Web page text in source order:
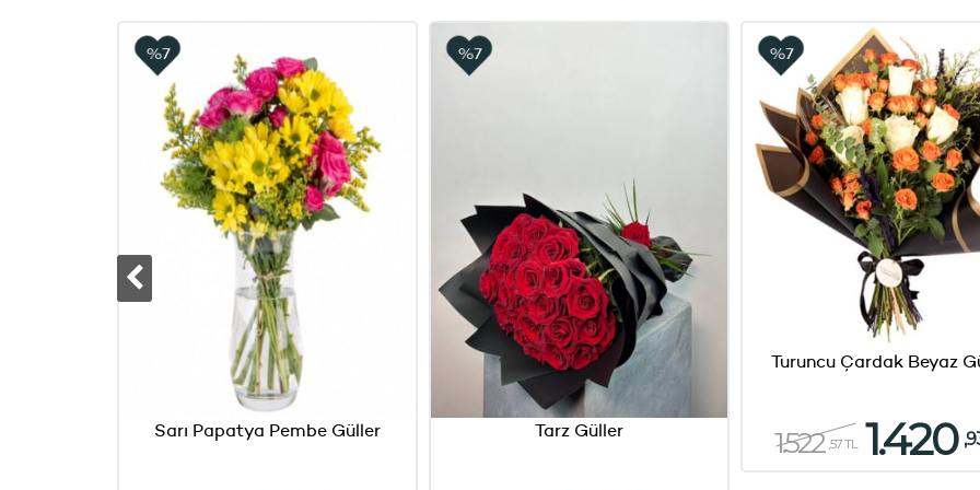
%7
Sarı Papatya Pembe Güller
%7
Tarz Güller
%7
Turuncu Çardak Beyaz
1.522 ,57 TL 1.420